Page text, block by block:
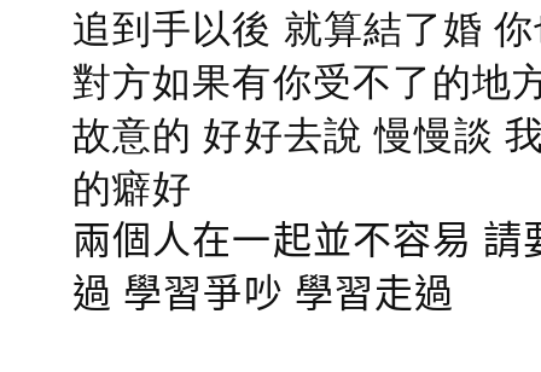
追到手以後 就算結了婚
對方如果有你受不了的地
故意的 好好去說 慢慢談
的癖好
兩個人在一起並不容易
過 學習爭吵 學習走過